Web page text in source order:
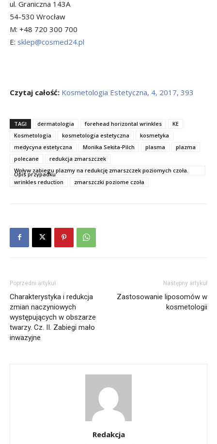
ul. Graniczna 143A
54-530 Wrocław
M: +48 720 300 700
E: sklep@cosmed24.pl
Czytaj całość: Kosmetologia Estetyczna, 4, 2017, 393
TAGI dermatologia forehead horizontal wrinkles
KE
Kosmetologia
kosmetologia estetyczna
kosmetyka
medycyna estetyczna
Monika Sekita-Pilch plasma
plazma
polecane
redukcja zmarszczek
Wpływ zabiegu plazmy na redukcję zmarszczek poziomych czoła.
Opis przypadku
wrinkles reduction
zmarszczki poziome czoła
Poprzedni artykuł
Charakterystyka i redukcja
zmian naczyniowych
występujących w obszarze
twarzy. Cz. II. Zabiegi mało
inwazyjne
Następny artykuł
Zastosowanie liposomów w
kosmetologii
Redakcja